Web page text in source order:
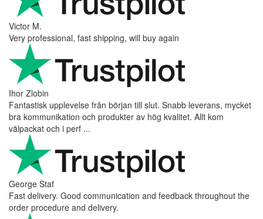
Victor M.
Very professional, fast shipping, will buy again
Ihor Zlobin
Fantastisk upplevelse från början till slut. Snabb leverans, mycket
bra kommunikation och produkter av hög kvalitet. Allt kom
välpackat och i perf ...
George Staf
Fast delivery. Good communication and feedback throughout the
order procedure and delivery.